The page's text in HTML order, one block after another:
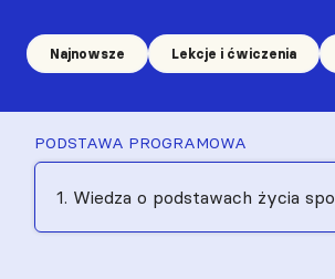
Najnowsze Lekcje i ćwiczenia
PODSTAWA PROGRAMOWA
1. Wiedza o podstawach życia